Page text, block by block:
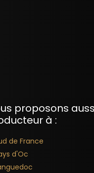
proposons
à :
de France
d'Oc